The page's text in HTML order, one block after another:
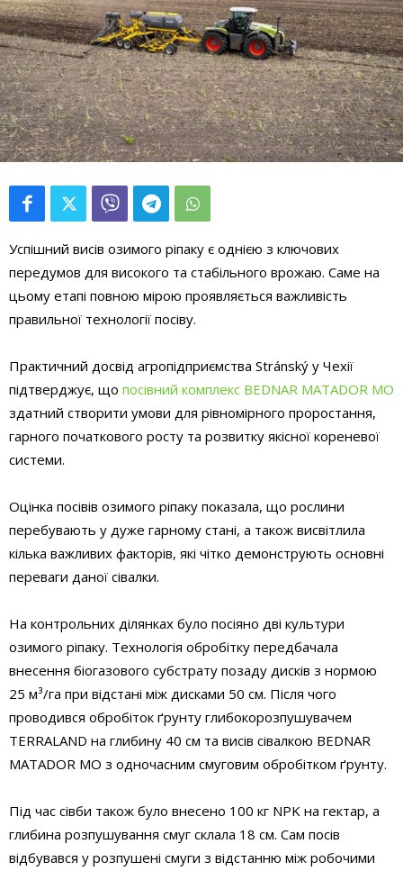
Успішний висів озимого ріпаку є однією з ключових
передумов для високого та стабільного врожаю. Саме на
цьому етапі повною мірою проявляється важливість
правильної технології посіву.
Практичний досвід агропідприємства Stránský у Чехії
підтверджує, що посівний комплекс BEDNAR MATADOR MO
здатний створити умови для рівномірного проростання,
гарного початкового росту та розвитку якісної кореневої
системи.
Оцінка посівів озимого ріпаку показала, що рослини
перебувають у дуже гарному стані, а також висвітлила
кілька важливих факторів, які чітко демонструють основні
переваги даної сівалки.
На контрольних ділянках було посіяно дві культури
озимого ріпаку. Технологія обробітку передбачала
внесення біогазового субстрату позаду дисків з нормою
25 м³/га при відстані між дисками 50 см. Після чого
проводився обробіток ґрунту глибокорозпушувачем
TERRALAND на глибину 40 см та висів сівалкою BEDNAR
MATADOR MO з одночасним смуговим обробітком ґрунту.
Під час сівби також було внесено 100 кг NPK на гектар, а
глибина розпушування смуг склала 18 см. Сам посів
відбувався у розпушені смуги з відстанню між робочими